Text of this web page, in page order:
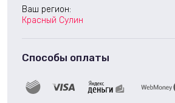
Ваш регион:
Красный Сулин
Способы оплаты